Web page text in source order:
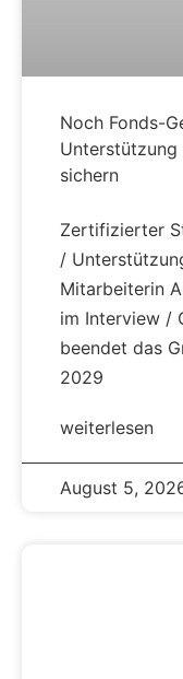
Noch Fonds-
sichern
Zertifizierter
/
Mitarbeiterin
im Interview /
beendet das
2029
weiterlesen
August 5,